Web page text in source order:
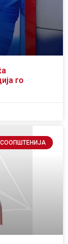
го
СООПШТЕНИЈА